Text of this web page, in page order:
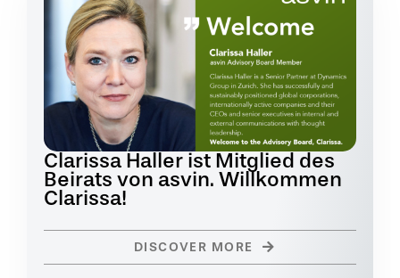
Clarissa Haller ist Mitglied des
Beirats von asvin. Willkommen
Clarissa!
DISCOVER MORE